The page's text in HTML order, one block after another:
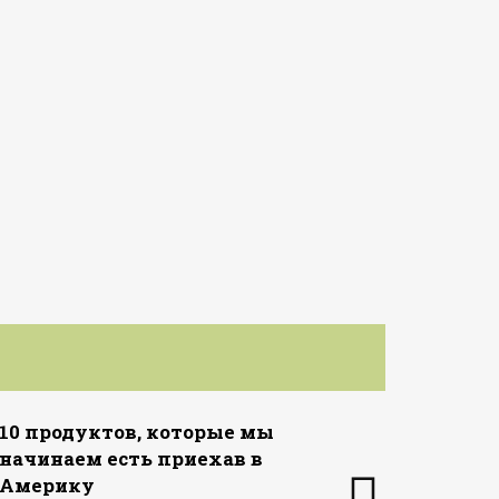
продуктов, которые мы
есть приехав в